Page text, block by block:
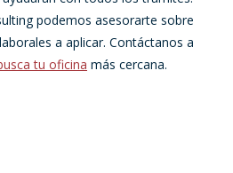
podemos asesorarte sobre
a aplicar. Contáctanos a
tu oficina más cercana.